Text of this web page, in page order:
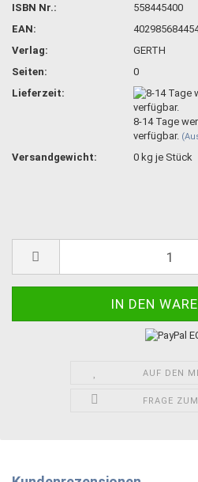
ISBN Nr.:
558445400
EAN:
Verlag:
GERTH
Seiten:
0
Lieferzeit:
8-14 Tage
verfügbar.
Versandgewicht: 0 kg je Stück
AUF DEN
FRAGE